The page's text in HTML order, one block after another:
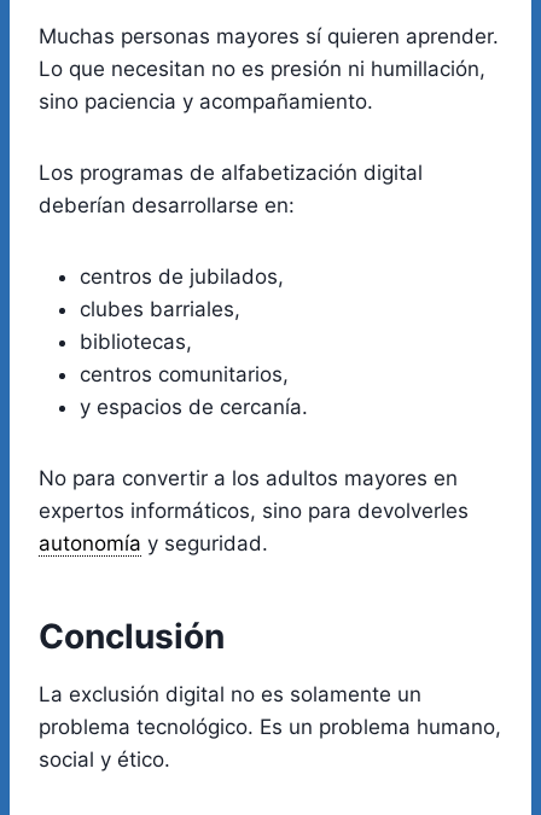
Muchas personas mayores sí quieren aprender.
Lo que necesitan no es presión ni humillación,
sino paciencia y acompañamiento.
Los programas de alfabetización digital
deberían desarrollarse en:
centros de jubilados,
clubes barriales,
bibliotecas,
centros comunitarios,
y espacios de cercanía.
No para convertir a los adultos mayores en
expertos informáticos, sino para devolverles
autonomía y seguridad.
Conclusión
La exclusión digital no es solamente un
problema tecnológico. Es un problema humano,
social y ético.